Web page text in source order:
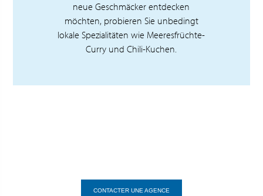
neue Geschmäcker entdecken
möchten, probieren Sie unbedingt
lokale Spezialitäten wie Meeresfrüchte-
Curry und Chili-Kuchen.
CONTACTER UNE AGENCE